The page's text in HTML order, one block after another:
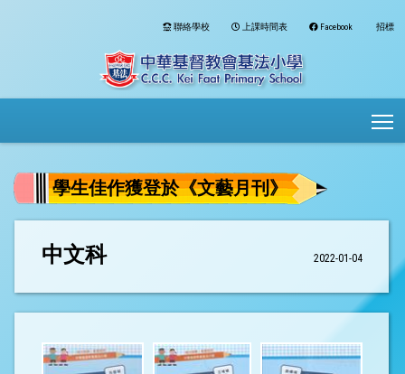
聯絡學校 上課時間表 Facebook 招標
學生佳作獲登於《文藝月刊》
中文科 2022-01-04